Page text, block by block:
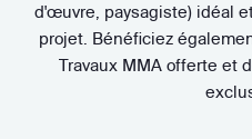
d'œuvre, paysagiste) idéal
projet. Bénéficiez
Travaux MMA offerte et